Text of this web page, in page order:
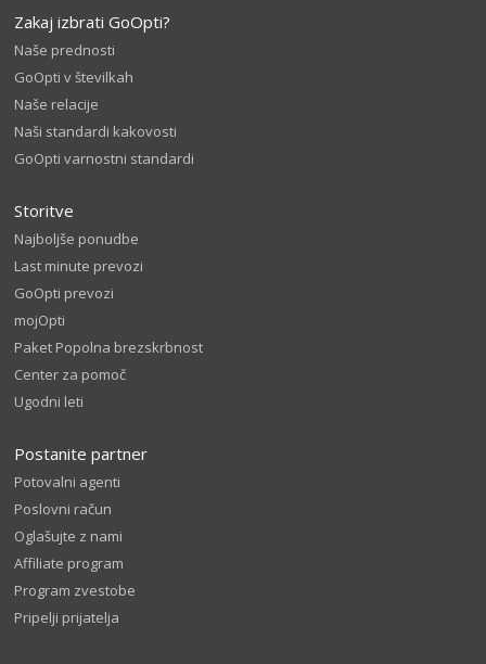
Zakaj izbrati GoOpti?
Naše prednosti
GoOpti v številkah
Naše relacije
Naši standardi kakovosti
GoOpti varnostni standardi
Storitve
Najboljše ponudbe
Last minute prevozi
GoOpti prevozi
mojOpti
Paket Popolna brezskrbnost
Center za pomoč
Ugodni leti
Postanite partner
Potovalni agenti
Poslovni račun
Oglašujte z nami
Affiliate program
Program zvestobe
Pripelji prijatelja